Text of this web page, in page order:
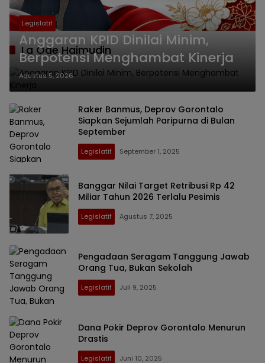
La Ode Haimudin
Legislatif
Anggaran KPID Dinilai Minim,
Berpotensi Menghambat Kinerja
Agustus 5, 2026
Raker Banmus, Deprov Gorontalo
Siapkan Sejumlah Paripurna di Bulan
September
Legislatif September 1, 2025
Banggar Nilai Target Retribusi Rp 42
Miliar Tahun 2026 Terlalu Pesimis
Legislatif Agustus 7, 2025
Pengadaan Seragam Tanggung Jawab
Orang Tua, Bukan Sekolah
Legislatif Juli 9, 2025
Dana Pokir Deprov Gorontalo Menurun
Drastis
Legislatif Juni 10, 2025